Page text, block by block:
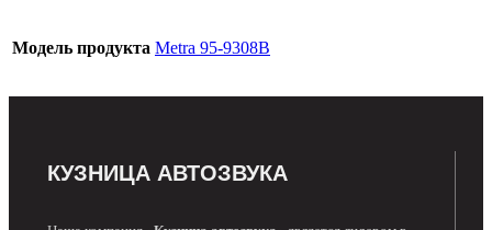
Модель продукта Metra 95-9308B
КУЗНИЦА АВТОЗВУКА